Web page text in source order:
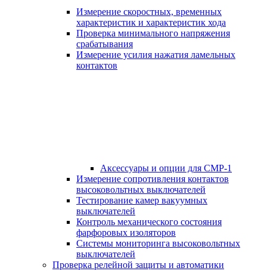
Измерение скоростных, временных
характеристик и характеристик хода
Проверка минимального напряжения
срабатывания
Измерение усилия нажатия ламельных
контактов
Аксессуары и опции для СМР-1
Измерение сопротивления контактов
высоковольтных выключателей
Тестирование камер вакуумных
выключателей
Контроль механического состояния
фарфоровых изоляторов
Системы мониторинга высоковольтных
выключателей
Проверка релейной защиты и автоматики